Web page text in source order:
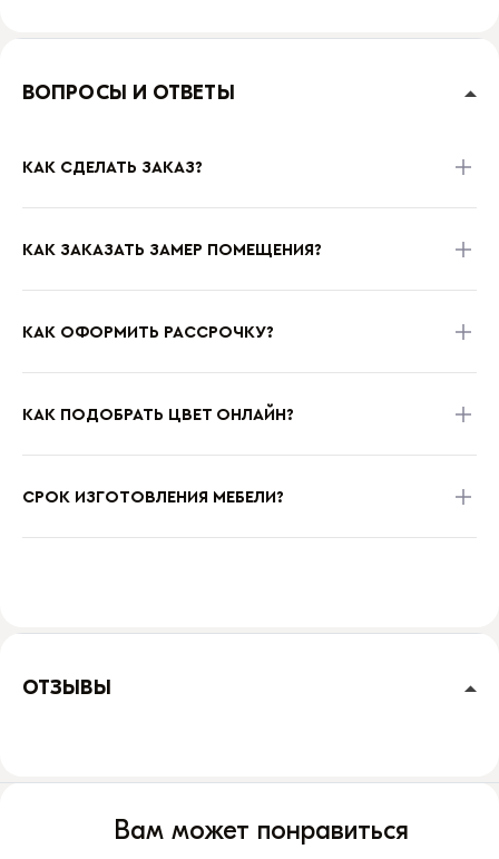
ВОПРОСЫ И ОТВЕТЫ
КАК СДЕЛАТЬ ЗАКАЗ?
КАК ЗАКАЗАТЬ ЗАМЕР ПОМЕЩЕНИЯ?
КАК ОФОРМИТЬ РАССРОЧКУ?
КАК ПОДОБРАТЬ ЦВЕТ ОНЛАЙН?
СРОК ИЗГОТОВЛЕНИЯ МЕБЕЛИ?
ОТЗЫВЫ
Вам может понравиться